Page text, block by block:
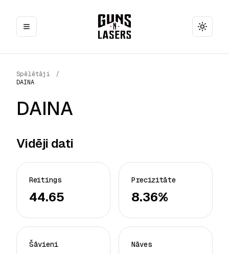
Toggle
Spēlētāji
/
DAINA
DAINA
Vidēji dati
Reitings
44.65
Precizitāte
8.36%
Šāvieni Nāves